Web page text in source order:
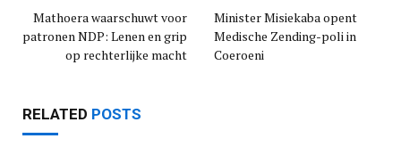
Mathoera waarschuwt voor
patronen NDP: Lenen en grip
op rechterlijke macht
Minister Misiekaba opent
Medische Zending-poli in
Coeroeni
RELATED POSTS